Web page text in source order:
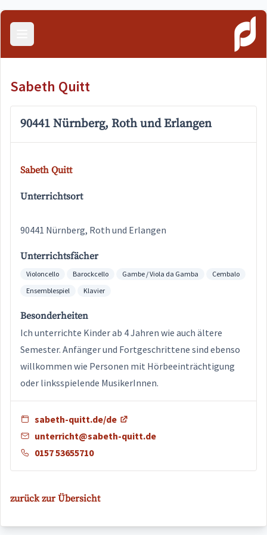
Menü öffnen
Sabeth Quitt
90441 Nürnberg, Roth und Erlangen
Sabeth Quitt
Unterrichtsort
90441 Nürnberg, Roth und Erlangen
Unterrichtsfächer
Violoncello Barockcello Gambe / Viola da Gamba
Cembalo
Ensemblespiel
Klavier
Besonderheiten
Ich unterrichte Kinder ab 4 Jahren wie auch ältere
Semester. Anfänger und Fortgeschrittene sind ebenso
willkommen wie Personen mit Hörbeeinträchtigung
oder linksspielende MusikerInnen.
sabeth-quitt.de/de
unterricht@sabeth-quitt.de
0157 53655710
zurück zur Übersicht